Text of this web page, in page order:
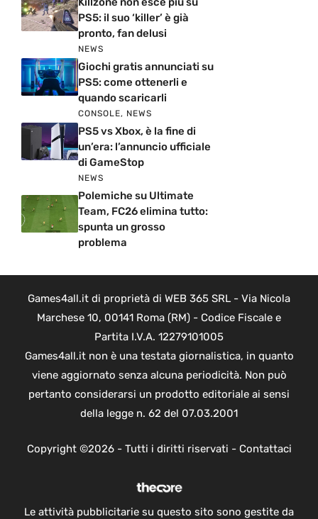
PS5: il suo ‘killer’ è già
pronto, fan delusi
NEWS
Giochi gratis annunciati su
PS5: come ottenerli e
quando scaricarli
CONSOLE, NEWS
PS5 vs Xbox, è la fine di
un’era: l’annuncio ufficiale
di GameStop
NEWS
Polemiche su Ultimate
Team, FC26 elimina tutto:
spunta un grosso
problema
Games4all.it di proprietà di WEB 365 SRL - Via Nicola
Marchese 10, 00141 Roma (RM) - Codice Fiscale e
Partita I.V.A. 12279101005
Games4all.it non è una testata giornalistica, in quanto
viene aggiornato senza alcuna periodicità. Non può
pertanto considerarsi un prodotto editoriale ai sensi
della legge n. 62 del 07.03.2001
Copyright ©2026 - Tutti i diritti riservati - Contattaci
Le attività pubblicitarie su questo sito sono gestite da